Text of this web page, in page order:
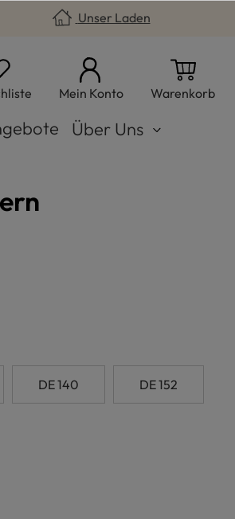
Unser Laden
Du hast 0 Produkte auf dem
Mein Konto Warenkorb
Über Uns
DE 140 DE 152